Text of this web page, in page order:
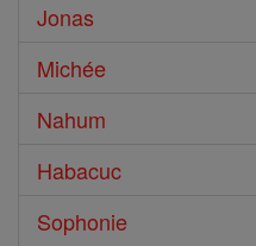
Jonas
Michée
Nahum
Habacuc
Sophonie